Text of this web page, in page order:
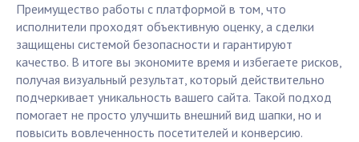
Преимущество работы с платформой в том, что
исполнители проходят объективную оценку, а сделки
защищены системой безопасности и гарантируют
качество. В итоге вы экономите время и избегаете рисков,
получая визуальный результат, который действительно
подчеркивает уникальность вашего сайта. Такой подход
помогает не просто улучшить внешний вид шапки, но и
повысить вовлеченность посетителей и конверсию.